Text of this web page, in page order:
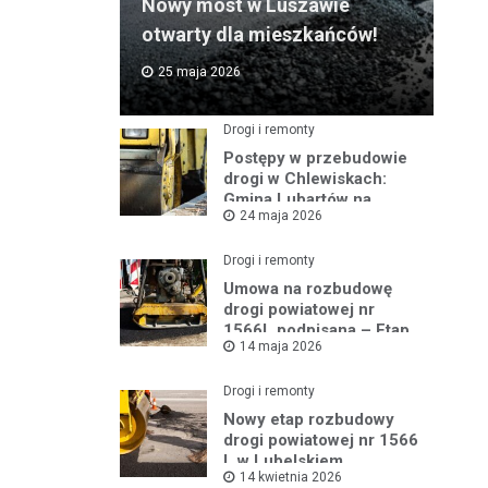
Nowy most w Luszawie
otwarty dla mieszkańców!
25 maja 2026
Drogi i remonty
Postępy w przebudowie
drogi w Chlewiskach:
Gmina Lubartów na
miejscu inwestycji
24 maja 2026
Drogi i remonty
Umowa na rozbudowę
drogi powiatowej nr
1566L podpisana – Etap
III w toku
14 maja 2026
Drogi i remonty
Nowy etap rozbudowy
drogi powiatowej nr 1566
L w Lubelskiem
14 kwietnia 2026